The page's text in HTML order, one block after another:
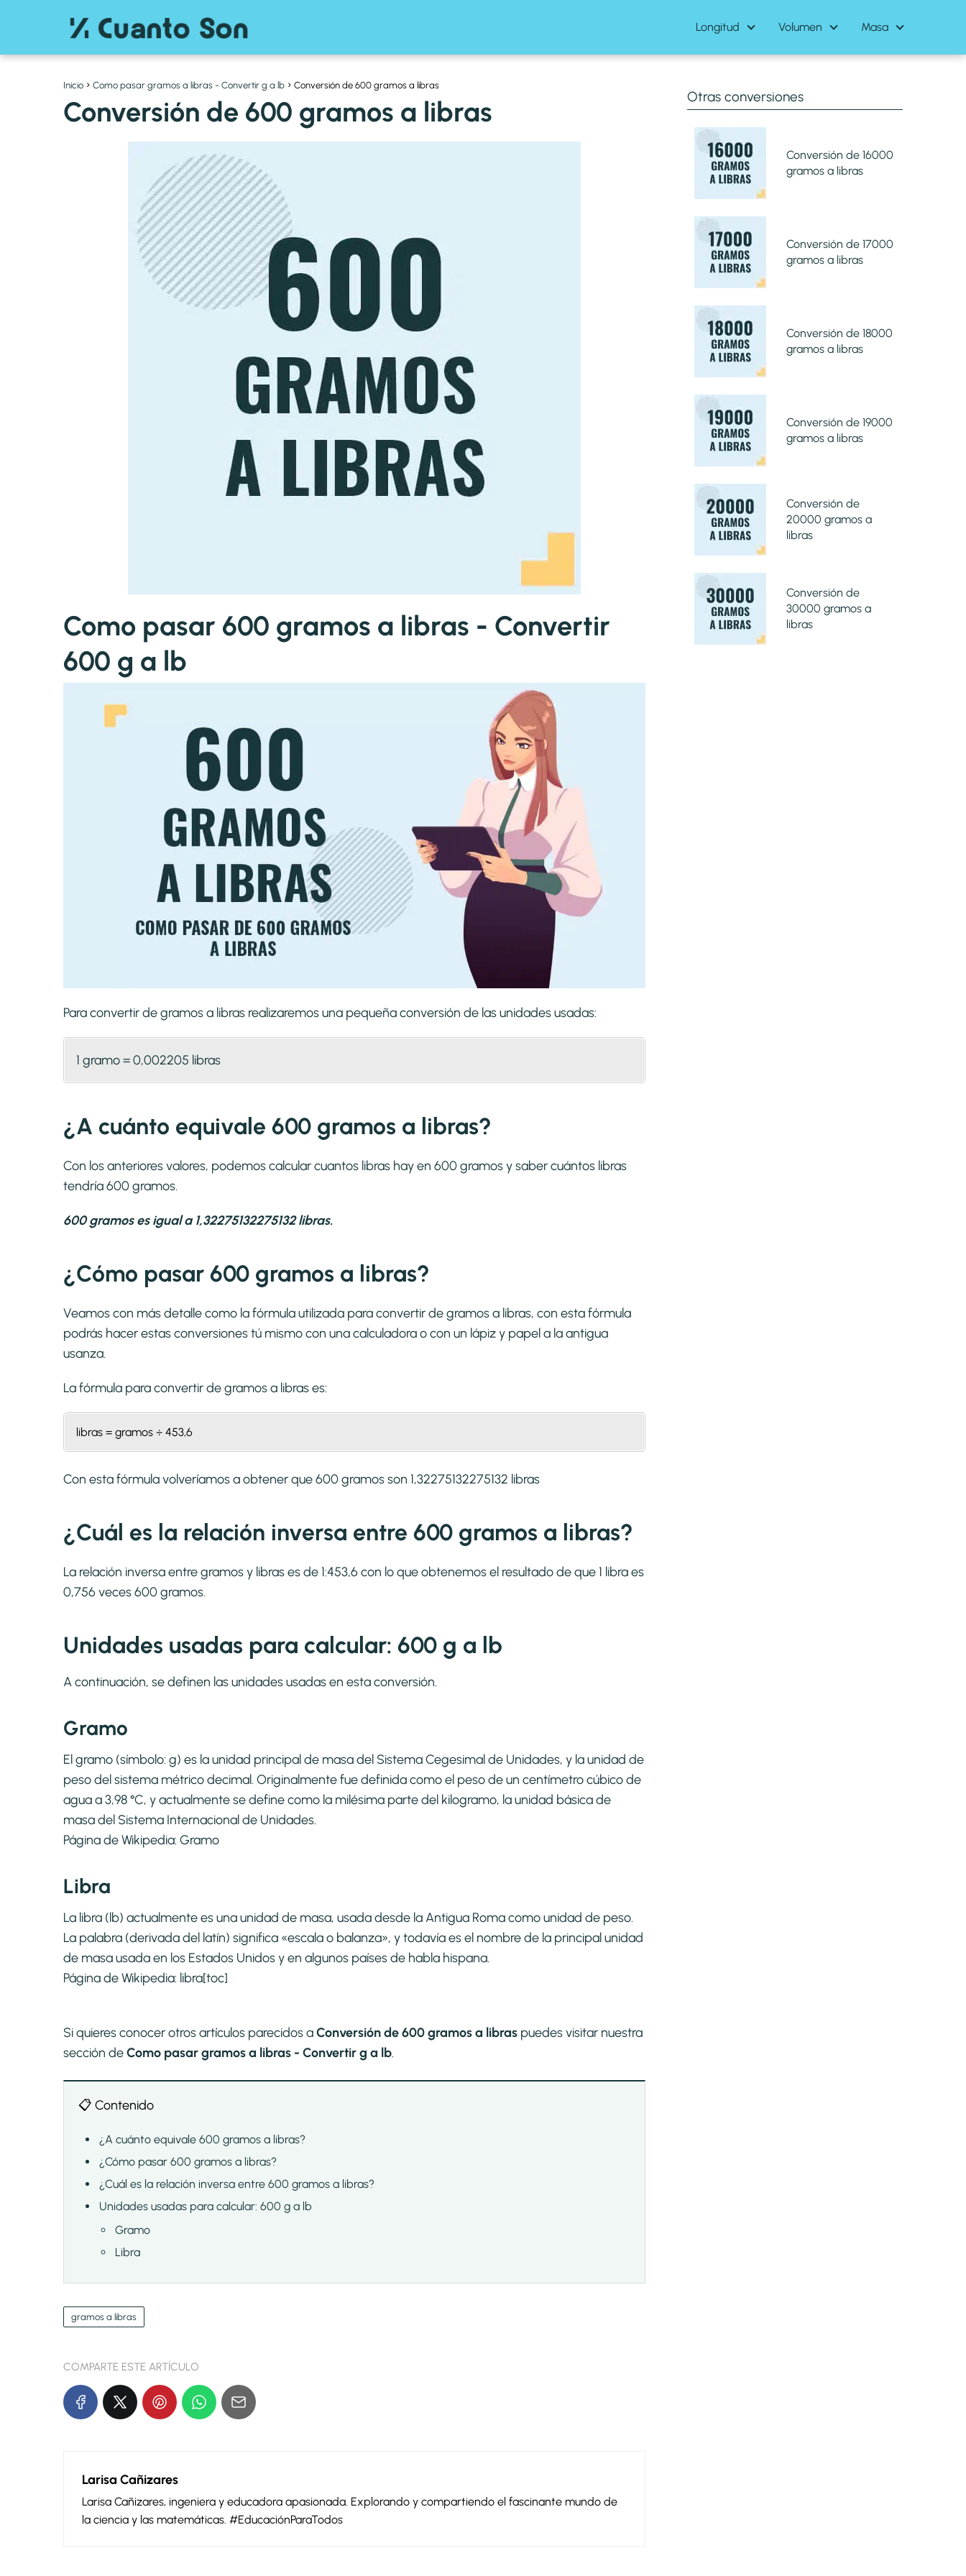
Longitud Volumen Masa
Inicio Como pasar gramos a libras - Convertir g a lb Conversión de 600 gramos a libras
Conversión de 600 gramos a libras
Como pasar 600 gramos a libras - Convertir
600 g a lb
Para convertir de gramos a libras realizaremos una pequeña conversión de las unidades usadas:
1 gramo = 0,002205 libras
¿A cuánto equivale 600 gramos a libras?
Con los anteriores valores, podemos calcular cuantos libras hay en 600 gramos y saber cuántos libras
tendría 600 gramos.
600 gramos es igual a 1,32275132275132 libras.
¿Cómo pasar 600 gramos a libras?
Veamos con más detalle como la fórmula utilizada para convertir de gramos a libras, con esta fórmula
podrás hacer estas conversiones tú mismo con una calculadora o con un lápiz y papel a la antigua
usanza.
La fórmula para convertir degramos a librases:
libras = gramos ÷ 453,6
Con esta fórmula volveríamos a obtener que 600 gramos son 1,32275132275132 libras
¿Cuál es la relación inversa entre 600 gramos a libras?
La relación inversa entre gramos y libras es de 1:453,6 con lo que obtenemos el resultado de que 1 libra es
0,756 veces 600 gramos.
Unidades usadas para calcular: 600 g a lb
A continuación, se definen las unidades usadas en esta conversión.
Gramo
El gramo (símbolo: g) es la unidad principal de masa del Sistema Cegesimal de Unidades, y la unidad de
peso del sistema métrico decimal. Originalmente fue definida como el peso de un centímetro cúbico de
agua a 3,98 °C, y actualmente se define como la milésima parte del kilogramo, la unidad básica de
masa del Sistema Internacional de Unidades.
Página de Wikipedia: Gramo
Libra
La libra (lb) actualmente es una unidad de masa, usada desde la Antigua Roma como unidad de peso.​
La palabra (derivada del latín) significa «escala o balanza», y todavía es el nombre de la principal unidad
de masa usada en los Estados Unidos y en algunos países de habla hispana.
Página de Wikipedia: libra[toc]
Si quieres conocer otros artículos parecidos aConversión de 600 gramos a libras puedes visitar nuestra
sección deComo pasar gramos a libras - Convertir g a lb.
📋 Contenido
¿A cuánto equivale 600 gramos a libras?
¿Cómo pasar 600 gramos a libras?
¿Cuál es la relación inversa entre 600 gramos a libras?
Unidades usadas para calcular: 600 g a lb
Gramo
Libra
gramos a libras
COMPARTE ESTE ARTÍCULO
Larisa Cañizares
Larisa Cañizares, ingeniera y educadora apasionada. Explorando y compartiendo el fascinante mundo de
la ciencia y las matemáticas. #EducaciónParaTodos
Otras conversiones
Conversión de 16000
gramos a libras
Conversión de 17000
gramos a libras
Conversión de 18000
gramos a libras
Conversión de 19000
gramos a libras
Conversión de
20000 gramos a
libras
Conversión de
30000 gramos a
libras